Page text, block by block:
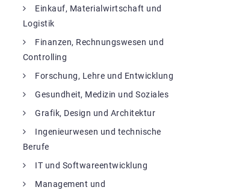
Einkauf, Materialwirtschaft und
Logistik
Finanzen, Rechnungswesen und
Controlling
Forschung, Lehre und Entwicklung
Gesundheit, Medizin und Soziales
Grafik, Design und Architektur
Ingenieurwesen und technische
Berufe
IT und Softwareentwicklung
Management und